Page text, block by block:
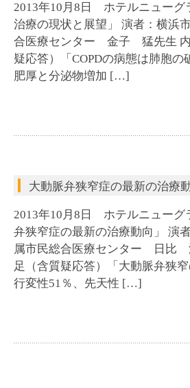
2013年10月8日 ホテルニューグ
治療の現状と展望」 演者：横浜
合医療センター 金子 猛先生 内
疑応答）「COPDの病態は肺胞の
肥厚と分泌物増加 […]
大動脈弁狭窄症の最新の治
2013年10月8日 ホテルニューグ
弁狭窄症の最新の治療動向」 演
属市民総合医療センター 日比
足（含質疑応答）「大動脈弁狭
行変性51％、先天性 […]